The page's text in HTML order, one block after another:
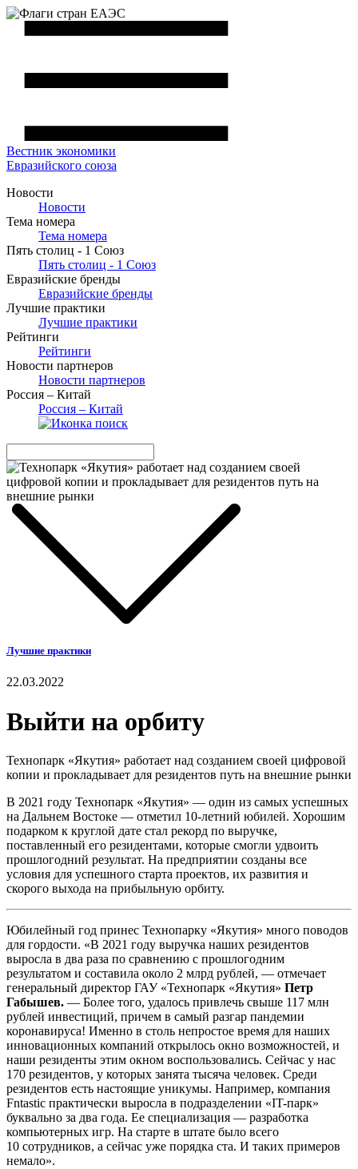
Вестник экономики
Евразийского союза
Новости
Новости
Тема номера
Тема номера
Пять столиц - 1 Союз
Пять столиц - 1 Союз
Евразийские бренды
Евразийские бренды
Лучшие практики
Лучшие практики
Рейтинги
Рейтинги
Новости партнеров
Новости партнеров
Россия – Китай
Россия – Китай
Лучшие практики
22.03.2022
Выйти на орбиту
Технопарк «Якутия» работает над созданием своей цифровой
копии и прокладывает для резидентов путь на внешние рынки
В 2021 году Технопарк «Якутия» — один из самых успешных
на Дальнем Востоке — отметил 10-летний юбилей. Хорошим
подарком к круглой дате стал рекорд по выручке,
поставленный его резидентами, которые смогли удвоить
прошлогодний результат. На предприятии созданы все
условия для успешного старта проектов, их развития и
скорого выхода на прибыльную орбиту.
Юбилейный год принес Технопарку «Якутия» много поводов
для гордости. «В 2021 году выручка наших резидентов
выросла в два раза по сравнению с прошлогодним
результатом и составила около 2 млрд рублей, — отмечает
генеральный директор ГАУ «Технопарк «Якутия» Петр
Габышев. — Более того, удалось привлечь свыше 117 млн
рублей инвестиций, причем в самый разгар пандемии
коронавируса! Именно в столь непростое время для наших
инновационных компаний открылось окно возможностей, и
наши резиденты этим окном воспользовались. Сейчас у нас
170 резидентов, у которых занята тысяча человек. Среди
резидентов есть настоящие уникумы. Например, компания
Fntastic практически выросла в подразделении «IT-парк»
буквально за два года. Ее специализация — разработка
компьютерных игр. На старте в штате было всего
10 сотрудников, а сейчас уже порядка ста. И таких примеров
немало».